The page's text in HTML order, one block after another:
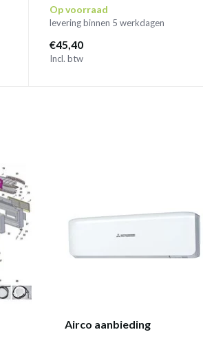
Op voorraad
levering binnen 5 werkdagen
€45,40
Incl. btw
Airco aanbieding